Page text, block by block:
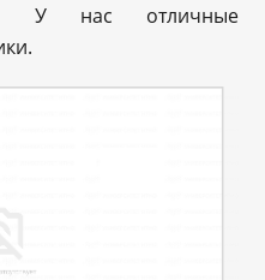
У нас отличные